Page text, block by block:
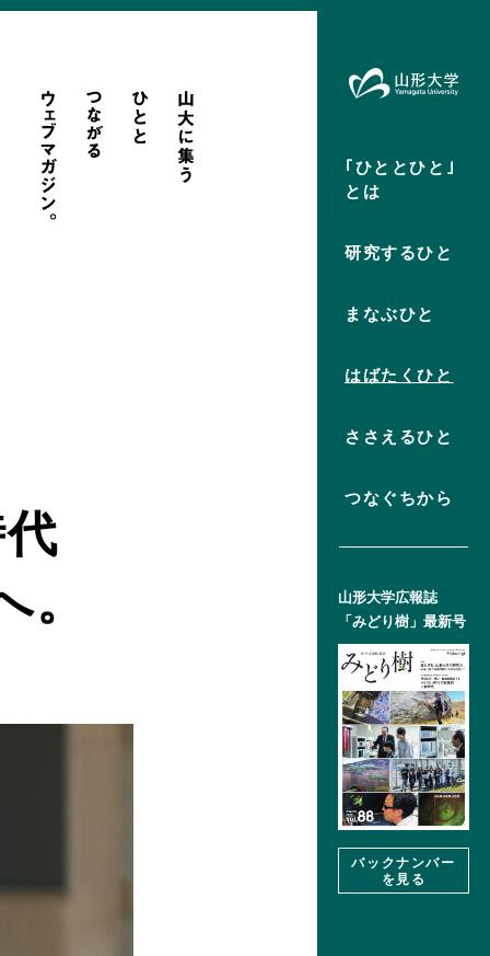
｢ひととひと｣
とは
研究するひと
まなぶひと
はばたくひと
ささえるひと
つなぐちから
山形大学広報誌
「みどり樹」 最新号
バックナンバー
を見る